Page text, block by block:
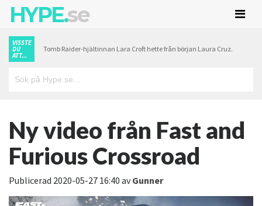
HYPE.se
VISSTE
DU
ATT...
Tomb Raider-hjältinnan Lara Croft hette från början Laura Cruz.
Ny video från Fast and
Furious Crossroad
Publicerad 2020-05-27 16:40 avGunner